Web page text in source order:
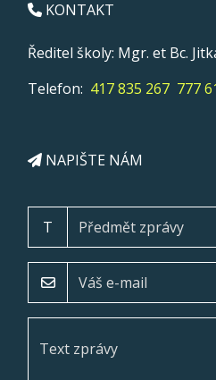
KONTAKT
Ředitel školy: Mgr. et Bc.
Telefon: 417 835 267 777
NAPIŠTE NÁM
T